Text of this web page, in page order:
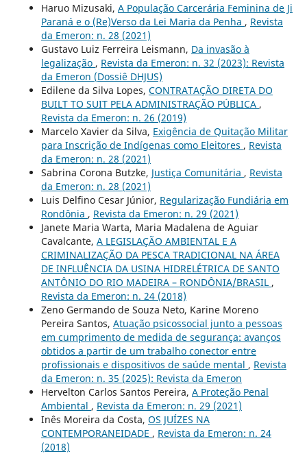
Haruo Mizusaki, A População Carcerária Feminina de Ji
Paraná e o (Re)Verso da Lei Maria da Penha , Revista
da Emeron: n. 28 (2021)
Gustavo Luiz Ferreira Leismann, Da invasão à
legalização , Revista da Emeron: n. 32 (2023): Revista
da Emeron (Dossiê DHJUS)
Edilene da Silva Lopes, CONTRATAÇÃO DIRETA DO
BUILT TO SUIT PELA ADMINISTRAÇÃO PÚBLICA ,
Revista da Emeron: n. 26 (2019)
Marcelo Xavier da Silva, Exigência de Quitação Militar
para Inscrição de Indígenas como Eleitores , Revista
da Emeron: n. 28 (2021)
Sabrina Corona Butzke, Justiça Comunitária , Revista
da Emeron: n. 28 (2021)
Luis Delfino Cesar Júnior, Regularização Fundiária em
Rondônia , Revista da Emeron: n. 29 (2021)
Janete Maria Warta, Maria Madalena de Aguiar
Cavalcante, A LEGISLAÇÃO AMBIENTAL E A
CRIMINALIZAÇÃO DA PESCA TRADICIONAL NA ÁREA
DE INFLUÊNCIA DA USINA HIDRELÉTRICA DE SANTO
ANTÔNIO DO RIO MADEIRA – RONDÔNIA/BRASIL ,
Revista da Emeron: n. 24 (2018)
Zeno Germando de Souza Neto, Karine Moreno
Pereira Santos, Atuação psicossocial junto a pessoas
em cumprimento de medida de segurança: avanços
obtidos a partir de um trabalho conector entre
profissionais e dispositivos de saúde mental , Revista
da Emeron: n. 35 (2025): Revista da Emeron
Hervelton Carlos Santos Pereira, A Proteção Penal
Ambiental , Revista da Emeron: n. 29 (2021)
Inês Moreira da Costa, OS JUÍZES NA
CONTEMPORANEIDADE , Revista da Emeron: n. 24
(2018)